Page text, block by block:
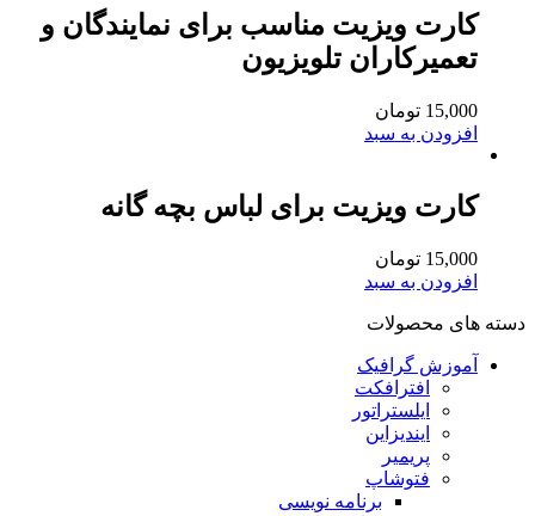
کارت ویزیت مناسب برای نمایندگان و
تعمیرکاران تلویزیون
15,000 تومان
افزودن به سبد
کارت ویزیت برای لباس بچه گانه
15,000 تومان
افزودن به سبد
دسته های محصولات
آموزش گرافیک
افترافکت
ایلستراتور
ایندیزاین
پریمیر
فتوشاپ
برنامه نویسی